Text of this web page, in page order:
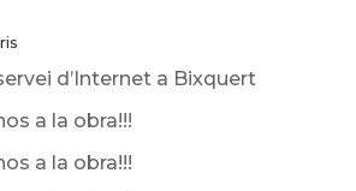
d’Internet a Bixquert
a la obra!!!
a la obra!!!